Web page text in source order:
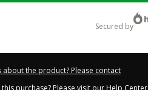
secured by
about the product? Please contact